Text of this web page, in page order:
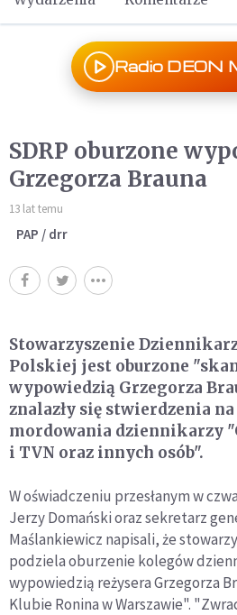
Radio DEON
SDRP oburzone
Grzegorza Brauna
13 lat temu
PAP / drr
Stowarzyszenie
Polskiej jest oburzone
wypowiedzią Grzegorza
znalazły się stwierdzenia
mordowania dziennikarzy
i TVN oraz innych osób".
W oświadczeniu przesłanym w
Jerzy Domański oraz sekretarz
Maślankiewicz napisali, że
podziela oburzenie kolegów
wypowiedzią reżysera Grzegorza
Klubie Ronina w Warszawie".